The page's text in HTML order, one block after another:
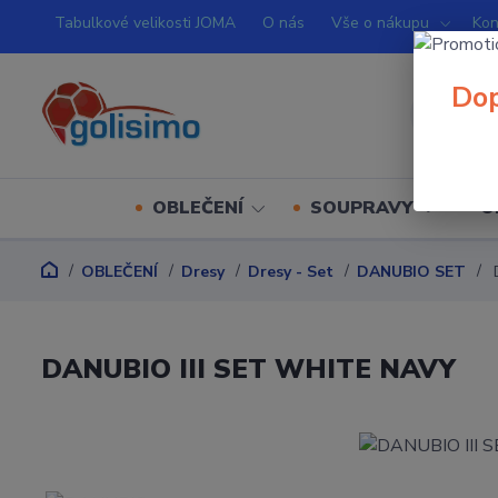
Tabulkové velikosti JOMA O nás Vše o nákupu
OBLEČENÍ SOUPRAVY
OBLEČENÍ Dresy Dresy - Set DANUBIO SET
DANUBIO III SET WHITE NAVY